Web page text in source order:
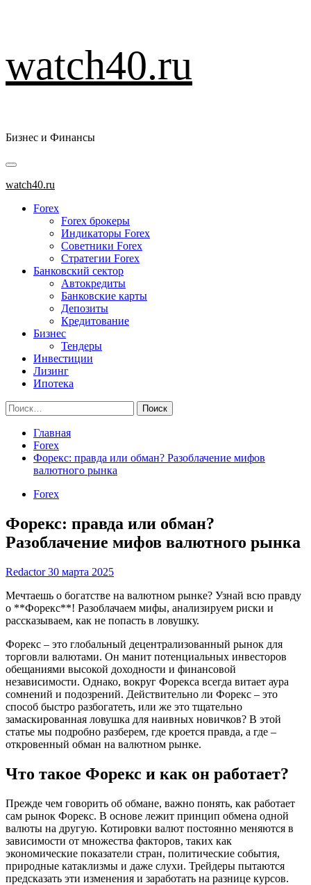
к
содержимому
watch40.ru
Бизнес и Финансы
Основное
меню
watch40.ru
Forex
Forex брокеры
Индикаторы Forex
Советники Forex
Стратегии Forex
Банковский сектор
Автокредиты
Банковские карты
Депозиты
Кредитование
Бизнес
Тендеры
Инвестиции
Лизинг
Ипотека
Найти:
Главная
Forex
Форекс: правда или обман? Разоблачение мифов
валютного рынка
Forex
Форекс: правда или обман?
Разоблачение мифов валютного рынка
Redactor30 марта 2025
Мечтаешь о богатстве на валютном рынке? Узнай всю правду
о **Форекс**! Разоблачаем мифы, анализируем риски и
рассказываем, как не попасть в ловушку.
Форекс – это глобальный децентрализованный рынок для
торговли валютами. Он манит потенциальных инвесторов
обещаниями высокой доходности и финансовой
независимости. Однако, вокруг Форекса всегда витает аура
сомнений и подозрений. Действительно ли Форекс – это
способ быстро разбогатеть, или же это тщательно
замаскированная ловушка для наивных новичков? В этой
статье мы подробно разберем, где кроется правда, а где –
откровенный обман на валютном рынке.
Что такое Форекс и как он работает?
Прежде чем говорить об обмане, важно понять, как работает
сам рынок Форекс. В основе лежит принцип обмена одной
валюты на другую. Котировки валют постоянно меняются в
зависимости от множества факторов, таких как
экономические показатели стран, политические события,
природные катаклизмы и даже слухи. Трейдеры пытаются
предсказать эти изменения и заработать на разнице курсов.